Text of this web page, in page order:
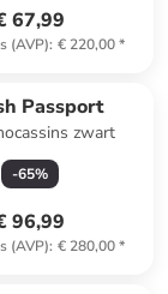
67,99
(AVP): € 220,00*
Passport
zwart
-65%
96,99
(AVP): € 280,00*